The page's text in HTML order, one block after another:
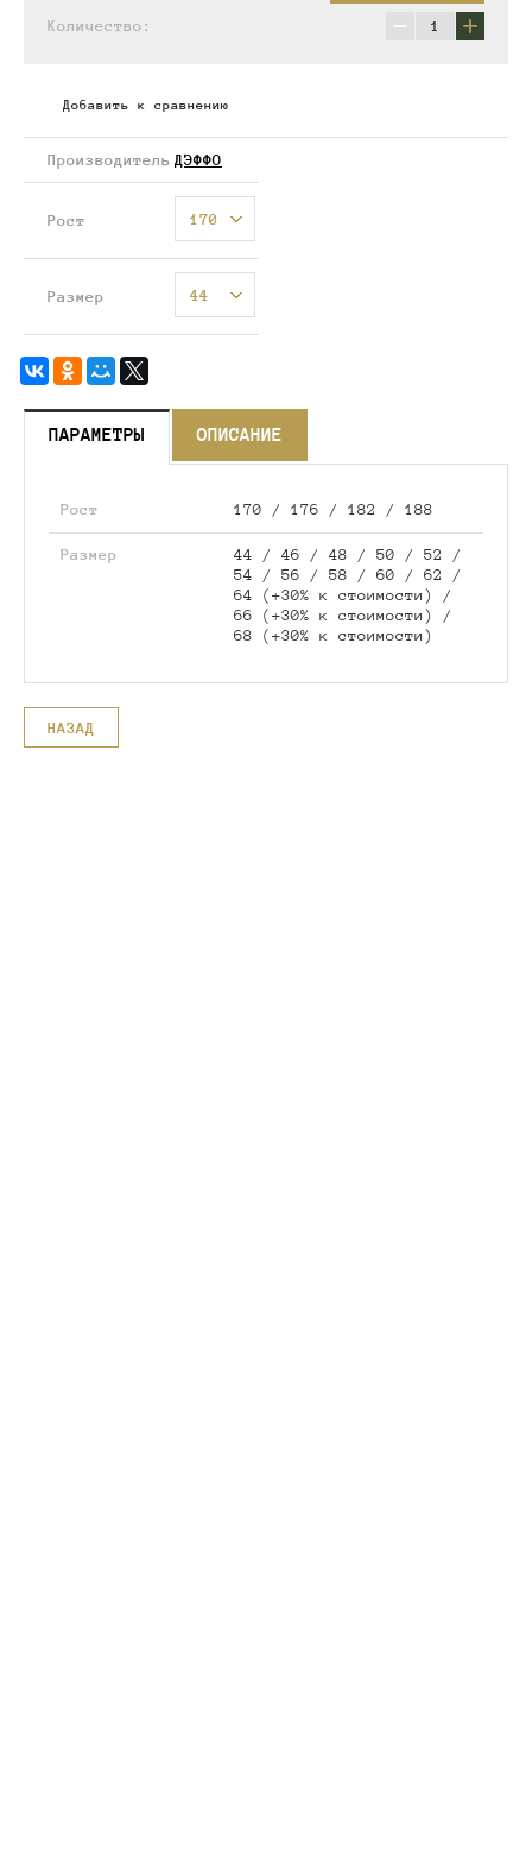
Количество: − +
Добавить к сравнению
Производитель ДЭФФО
Рост 170
Размер 44
ПАРАМЕТРЫ ОПИСАНИЕ
Рост 170 / 176 / 182 / 188
Размер
44 / 46 / 48 / 50 / 52 /
54 / 56 / 58 / 60 / 62 /
64 (+30% к стоимости) /
66 (+30% к стоимости) /
68 (+30% к стоимости)
НАЗАД